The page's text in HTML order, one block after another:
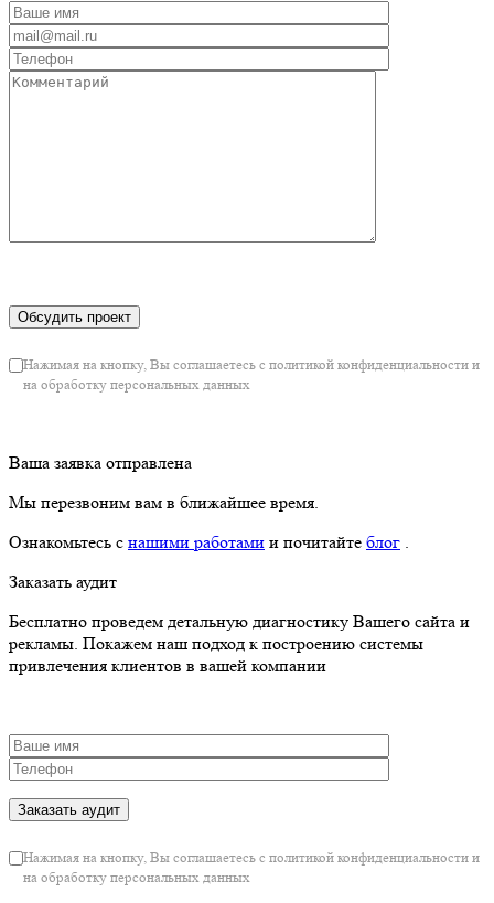
Нажимая на кнопку, Вы соглашаетесь с политикой конфиденциальности и
на обработку персональных данных
Ваша заявка отправлена
Мы перезвоним вам в ближайшее время.
Ознакомьтесь с нашими работами и почитайте блог .
Заказать аудит
Бесплатно проведем детальную диагностику Вашего сайта и
рекламы. Покажем наш подход к построению системы
привлечения клиентов в вашей компании
Нажимая на кнопку, Вы соглашаетесь с политикой конфиденциальности и
на обработку персональных данных